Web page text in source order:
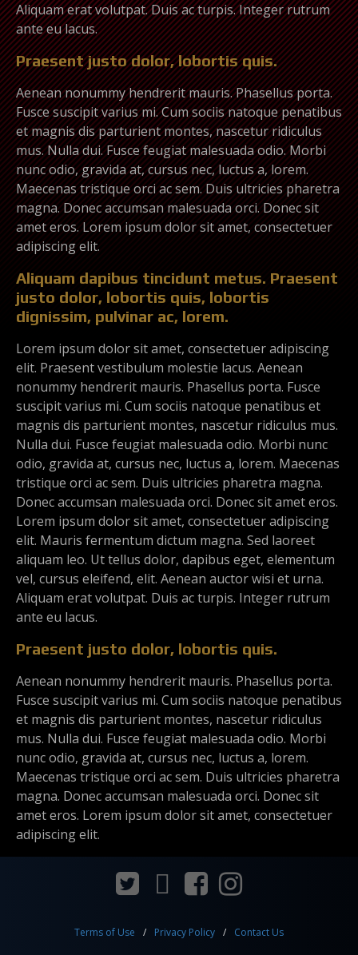
Aliquam erat volutpat. Duis ac turpis. Integer rutrum
ante eu lacus.
Praesent justo dolor, lobortis quis.
Aenean nonummy hendrerit mauris. Phasellus porta.
Fusce suscipit varius mi. Cum sociis natoque penatibus
et magnis dis parturient montes, nascetur ridiculus
mus. Nulla dui. Fusce feugiat malesuada odio. Morbi
nunc odio, gravida at, cursus nec, luctus a, lorem.
Maecenas tristique orci ac sem. Duis ultricies pharetra
magna. Donec accumsan malesuada orci. Donec sit
amet eros. Lorem ipsum dolor sit amet, consectetuer
adipiscing elit.
Aliquam dapibus tincidunt metus. Praesent
justo dolor, lobortis quis, lobortis
dignissim, pulvinar ac, lorem.
Lorem ipsum dolor sit amet, consectetuer adipiscing
elit. Praesent vestibulum molestie lacus. Aenean
nonummy hendrerit mauris. Phasellus porta. Fusce
suscipit varius mi. Cum sociis natoque penatibus et
magnis dis parturient montes, nascetur ridiculus mus.
Nulla dui. Fusce feugiat malesuada odio. Morbi nunc
odio, gravida at, cursus nec, luctus a, lorem. Maecenas
tristique orci ac sem. Duis ultricies pharetra magna.
Donec accumsan malesuada orci. Donec sit amet eros.
Lorem ipsum dolor sit amet, consectetuer adipiscing
elit. Mauris fermentum dictum magna. Sed laoreet
aliquam leo. Ut tellus dolor, dapibus eget, elementum
vel, cursus eleifend, elit. Aenean auctor wisi et urna.
Aliquam erat volutpat. Duis ac turpis. Integer rutrum
ante eu lacus.
Praesent justo dolor, lobortis quis.
Aenean nonummy hendrerit mauris. Phasellus porta.
Fusce suscipit varius mi. Cum sociis natoque penatibus
et magnis dis parturient montes, nascetur ridiculus
mus. Nulla dui. Fusce feugiat malesuada odio. Morbi
nunc odio, gravida at, cursus nec, luctus a, lorem.
Maecenas tristique orci ac sem. Duis ultricies pharetra
magna. Donec accumsan malesuada orci. Donec sit
amet eros. Lorem ipsum dolor sit amet, consectetuer
adipiscing elit.
Terms of Use Privacy Policy Contact Us